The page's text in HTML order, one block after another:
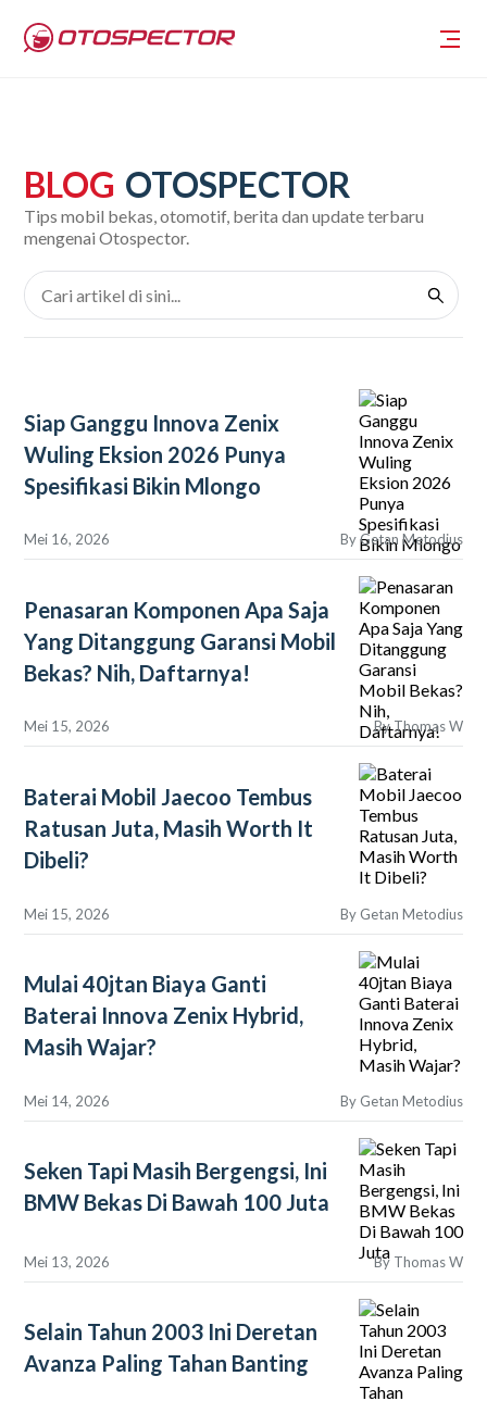
BLOG OTOSPECTOR
Tips mobil bekas, otomotif, berita dan update terbaru
mengenai Otospector.
Siap Ganggu Innova Zenix
Wuling Eksion 2026 Punya
Spesifikasi Bikin Mlongo
Mei 16, 2026 ByGetan Metodius
Penasaran Komponen Apa Saja
Yang Ditanggung Garansi Mobil
Bekas? Nih, Daftarnya!
Mei 15, 2026 ByThomas W
Baterai Mobil Jaecoo Tembus
Ratusan Juta, Masih Worth It
Dibeli?
Mei 15, 2026 By Getan Metodius
Mulai 40jtan Biaya Ganti
Baterai Innova Zenix Hybrid,
Masih Wajar?
Mei 14, 2026 By Getan Metodius
Seken Tapi Masih Bergengsi, Ini
BMW Bekas Di Bawah 100 Juta
Mei 13, 2026 By Thomas W
Selain Tahun 2003 Ini Deretan
Avanza Paling Tahan Banting